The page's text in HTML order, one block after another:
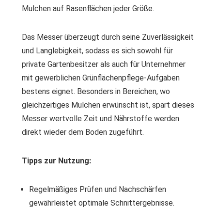
Mulchen auf Rasenflächen jeder Größe.
Das Messer überzeugt durch seine Zuverlässigkeit
und Langlebigkeit, sodass es sich sowohl für
private Gartenbesitzer als auch für Unternehmer
mit gewerblichen Grünflächenpflege-Aufgaben
bestens eignet. Besonders in Bereichen, wo
gleichzeitiges Mulchen erwünscht ist, spart dieses
Messer wertvolle Zeit und Nährstoffe werden
direkt wieder dem Boden zugeführt.
Tipps zur Nutzung:
Regelmäßiges Prüfen und Nachschärfen
gewährleistet optimale Schnittergebnisse.